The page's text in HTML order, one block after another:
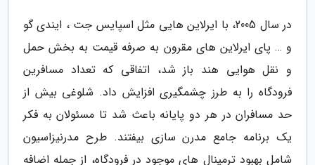
در سال 2005، با ایرلاین هایی مثل اسپایس جت ، ایندی گو
و … پای ایرلاین های مقرون به صرفه قیمت به بخش حمل
و نقل هوایی هند باز شد، اتفاقی که تعداد مسافرین
فرودگاه را به طرز چشمگیری افزایش داد. شلوغی بیش از
حد مسافران در هر دو پایانه باعث شد تا مسئولان به فکر
یک برنامه جامع مدرن سازی بیفتند. طرح مدرنیزاسیون
شامل بهبود ترمینال های موجود در فرودگاه، از جمله اضافه